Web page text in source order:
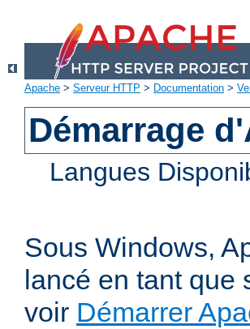
Apache > Serveur HTTP > Documentation >
Démarrage
Langues
Sous Windows,
lancé en tant que
voir Démarrer